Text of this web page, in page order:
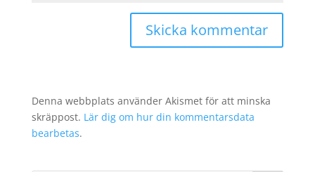
Denna webbplats använder Akismet för att minska
skräppost. Lär dig om hur din kommentarsdata
bearbetas.